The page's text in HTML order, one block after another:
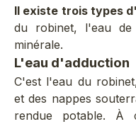
Il existe trois types
du robinet, l'eau
minérale.
L'eau d'adduction
C'est l'eau du
et des nappes
rendue potable. À